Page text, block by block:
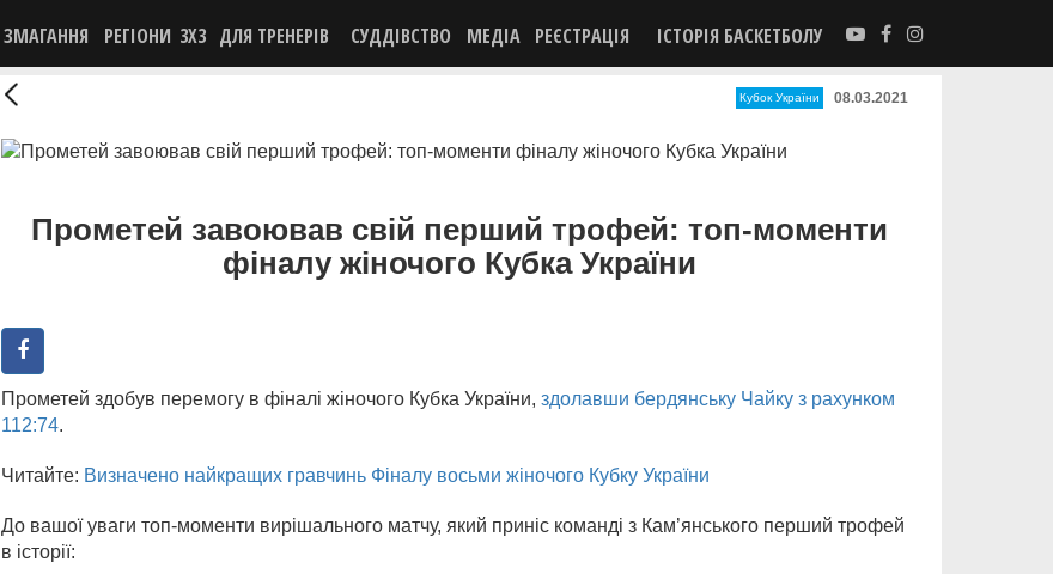
ЗМАГАННЯ РЕГІОНИ 3X3 ДЛЯ ТРЕНЕРІВ СУДДІВСТВО МЕДІА РЕЄСТРАЦІЯ ІСТОРІЯ БАСКЕТБОЛУ
Кубок України 08.03.2021
Прометей завоював свій перший трофей: топ-моменти
фіналу жіночого Кубка України
Прометей здобув перемогу в фіналі жіночого Кубка України, здолавши бердянську Чайку з рахунком
112:74.
Читайте: Визначено найкращих гравчинь Фіналу восьми жіночого Кубку України
До вашої уваги топ-моменти вирішального матчу, який приніс команді з Кам’янського перший трофей
в історії: